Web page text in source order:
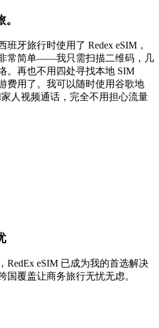
牙旅行时使用了 Redex eSIM，
常简单——我只需扫描二维码，几
。再也不用四处寻找本地 SIM
费用了。我可以随时使用谷歌地
家人视频通话，完全不用担心流量
RedEx eSIM 已成为我的首选解决
国覆盖让商务旅行无忧无虑。